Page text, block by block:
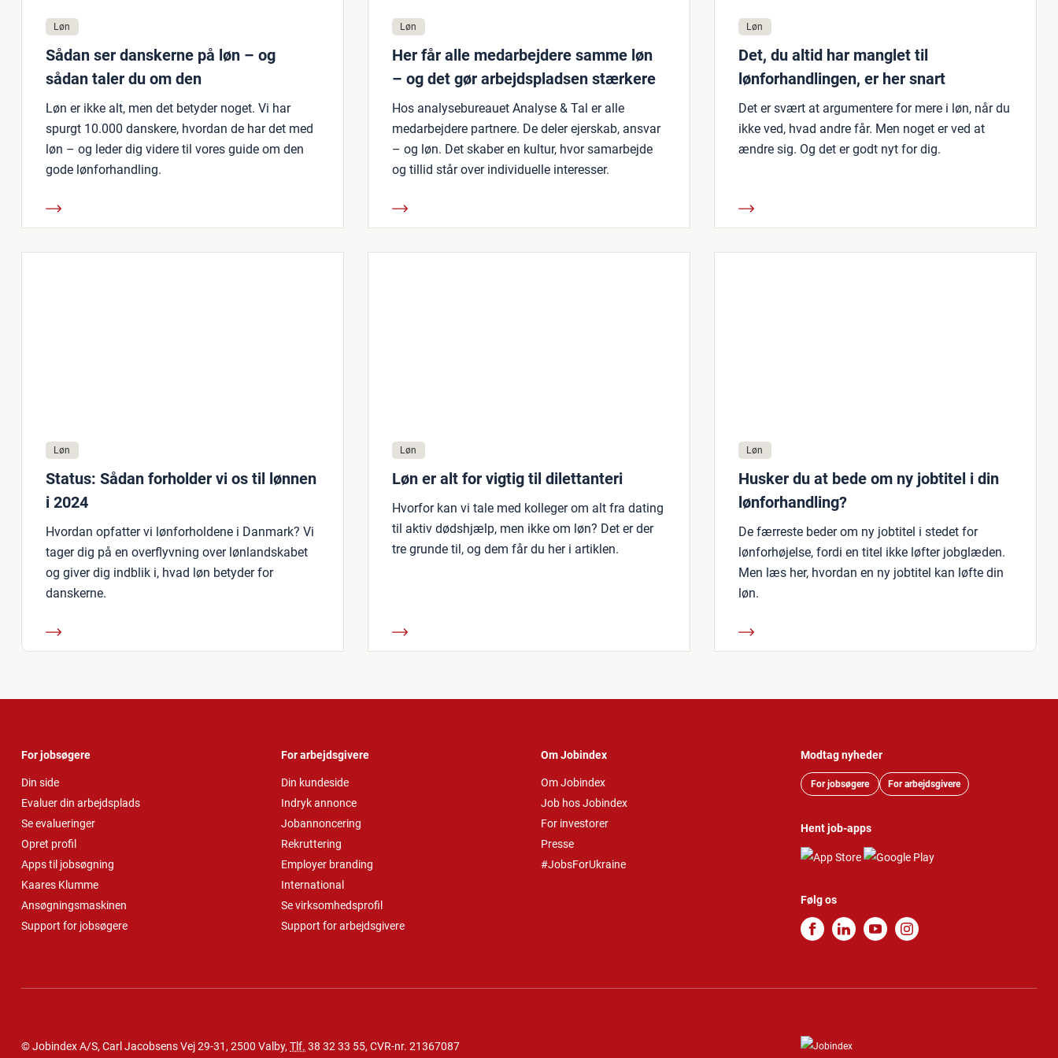
Løn
Sådan ser danskerne på løn – og
sådan taler du om den
Løn er ikke alt, men det betyder noget. Vi har
spurgt 10.000 danskere, hvordan de har det med
løn – og leder dig videre til vores guide om den
gode lønforhandling.
Løn
Her får alle medarbejdere samme løn
– og det gør arbejdspladsen stærkere
Hos analysebureauet Analyse & Tal er alle
medarbejdere partnere. De deler ejerskab, ansvar
– og løn. Det skaber en kultur, hvor samarbejde
og tillid står over individuelle interesser.
Løn
Det, du altid har manglet til
lønforhandlingen, er her snart
Det er svært at argumentere for mere i løn, når du
ikke ved, hvad andre får. Men noget er ved at
ændre sig. Og det er godt nyt for dig.
Løn
Status: Sådan forholder vi os til lønnen
i 2024
Hvordan opfatter vi lønforholdene i Danmark? Vi
tager dig på en overflyvning over lønlandskabet
og giver dig indblik i, hvad løn betyder for
danskerne.
Løn
Løn er alt for vigtig til dilettanteri
Hvorfor kan vi tale med kolleger om alt fra dating
til aktiv dødshjælp, men ikke om løn? Det er der
tre grunde til, og dem får du her i artiklen.
Løn
Husker du at bede om ny jobtitel i din
lønforhandling?
De færreste beder om ny jobtitel i stedet for
lønforhøjelse, fordi en titel ikke løfter jobglæden.
Men læs her, hvordan en ny jobtitel kan løfte din
løn.
For jobsøgere
Din side
Evaluer din arbejdsplads
Se evalueringer
Opret profil
Apps til jobsøgning
Kaares Klumme
Ansøgningsmaskinen
Support for jobsøgere
For arbejdsgivere
Din kundeside
Indryk annonce
Jobannoncering
Rekruttering
Employer branding
International
Se virksomhedsprofil
Support for arbejdsgivere
Om Jobindex
Om Jobindex
Job hos Jobindex
For investorer
Presse
#JobsForUkraine
Modtag nyheder
For jobsøgere For arbejdsgivere
Hent job-apps
Følg os
© Jobindex A/S, Carl Jacobsens Vej 29-31, 2500 Valby, Tlf. 38 32 33 55, CVR-nr. 21367087